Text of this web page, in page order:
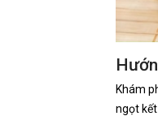
Khám
ngọt kết